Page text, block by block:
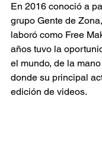
En 2016 conoció a
grupo Gente de
laboró como Free
años tuvo la
el mundo, de la
donde su principal
edición de videos.